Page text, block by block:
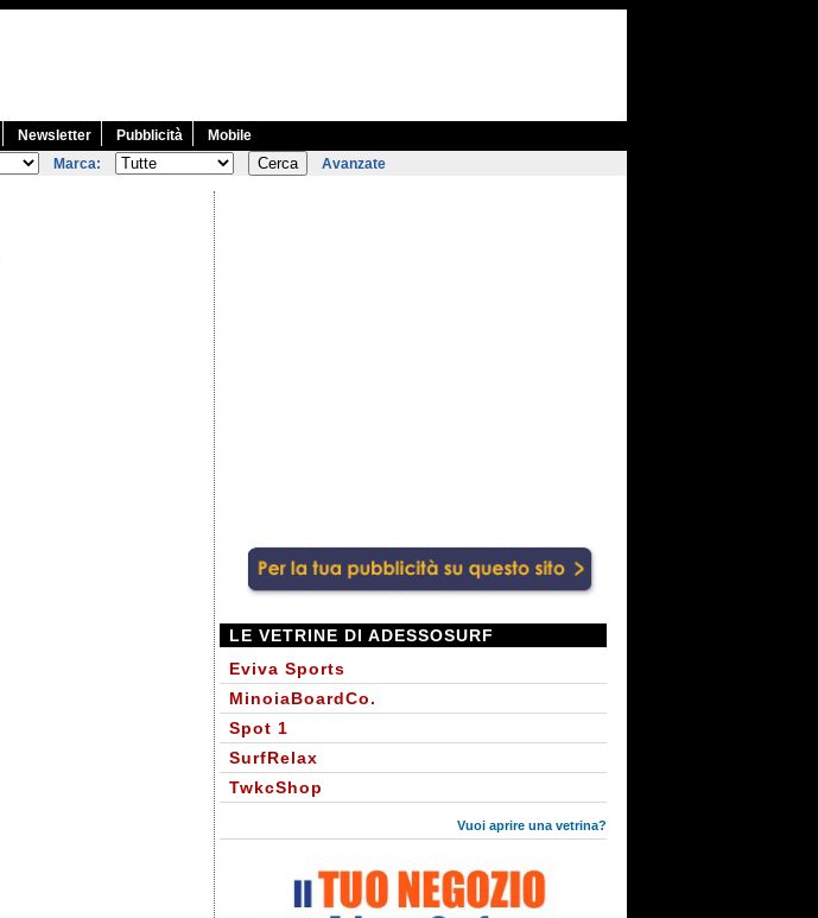
Newsletter Pubblicità
Mobile
Marca: Avanzate
LE VETRINE DI ADESSOSURF
Eviva Sports
MinoiaBoardCo.
Spot 1
SurfRelax
TwkcShop
Vuoi aprire una vetrina?